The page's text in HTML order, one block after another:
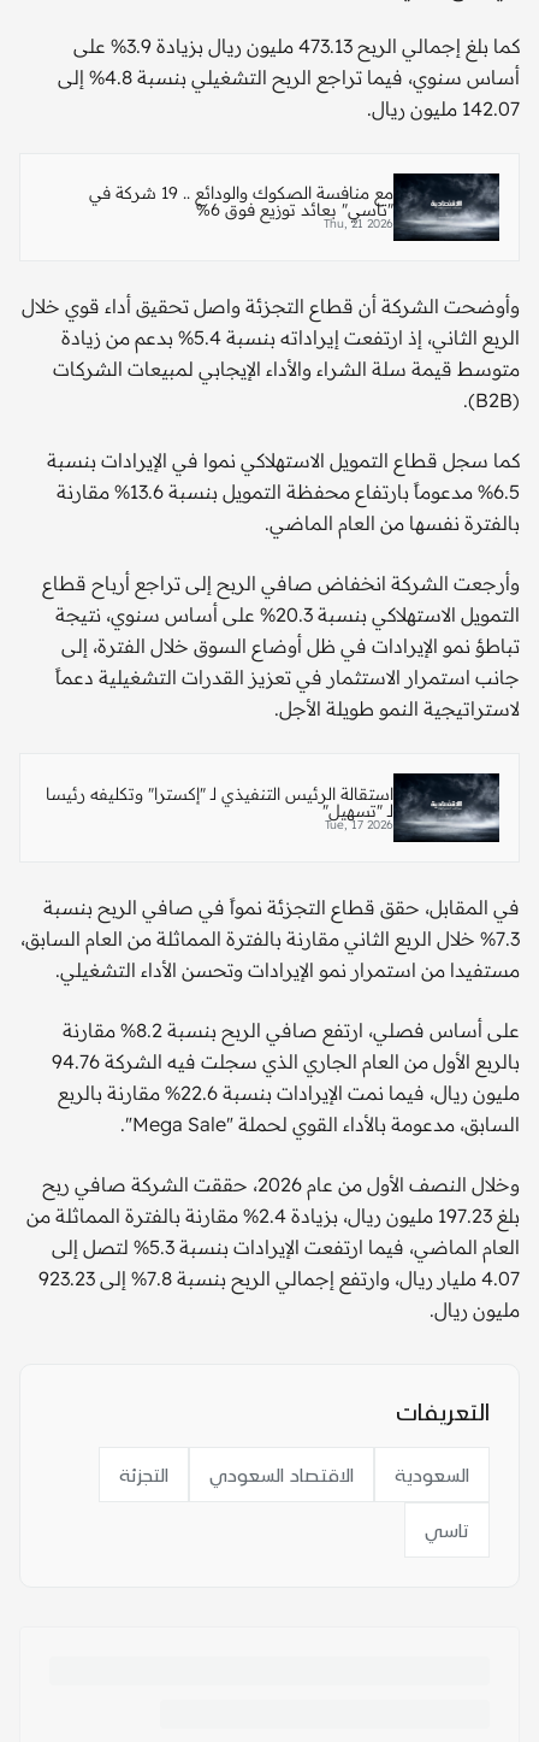
كما بلغ إجمالي الربح 473.13 مليون ريال بزيادة 3.9% على
أساس سنوي، فيما تراجع الربح التشغيلي بنسبة 4.8% إلى
142.07 مليون ريال.
مع منافسة الصكوك والودائع .. 19 شركة في
"تاسي" بعائد توزيع فوق 6%
Thu, 21 2026
وأوضحت الشركة أن قطاع التجزئة واصل تحقيق أداء قوي خلال
الربع الثاني، إذ ارتفعت إيراداته بنسبة 5.4% بدعم من زيادة
متوسط قيمة سلة الشراء والأداء الإيجابي لمبيعات الشركات
(B2B).
كما سجل قطاع التمويل الاستهلاكي نموا في الإيرادات بنسبة
6.5% مدعوماً بارتفاع محفظة التمويل بنسبة 13.6% مقارنة
بالفترة نفسها من العام الماضي.
وأرجعت الشركة انخفاض صافي الربح إلى تراجع أرباح قطاع
التمويل الاستهلاكي بنسبة 20.3% على أساس سنوي، نتيجة
تباطؤ نمو الإيرادات في ظل أوضاع السوق خلال الفترة، إلى
جانب استمرار الاستثمار في تعزيز القدرات التشغيلية دعماً
لاستراتيجية النمو طويلة الأجل.
استقالة الرئيس التنفيذي لـ "إكسترا" وتكليفه رئيسا
لـ "تسهيل"
Tue, 17 2026
في المقابل، حقق قطاع التجزئة نمواً في صافي الربح بنسبة
7.3% خلال الربع الثاني مقارنة بالفترة المماثلة من العام السابق،
مستفيدا من استمرار نمو الإيرادات وتحسن الأداء التشغيلي.
على أساس فصلي، ارتفع صافي الربح بنسبة 8.2% مقارنة
بالربع الأول من العام الجاري الذي سجلت فيه الشركة 94.76
مليون ريال، فيما نمت الإيرادات بنسبة 22.6% مقارنة بالربع
السابق، مدعومة بالأداء القوي لحملة "Mega Sale".
وخلال النصف الأول من عام 2026، حققت الشركة صافي ربح
بلغ 197.23 مليون ريال، بزيادة 2.4% مقارنة بالفترة المماثلة من
العام الماضي، فيما ارتفعت الإيرادات بنسبة 5.3% لتصل إلى
4.07 مليار ريال، وارتفع إجمالي الربح بنسبة 7.8% إلى 923.23
مليون ريال.
التعريفات
السعودية الاقتصاد السعودي التجزئة
تاسي